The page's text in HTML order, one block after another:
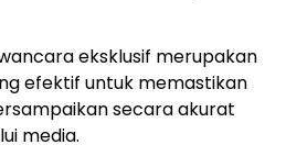
eksklusif merupakan
efektif untuk memastikan
secara akurat
media.